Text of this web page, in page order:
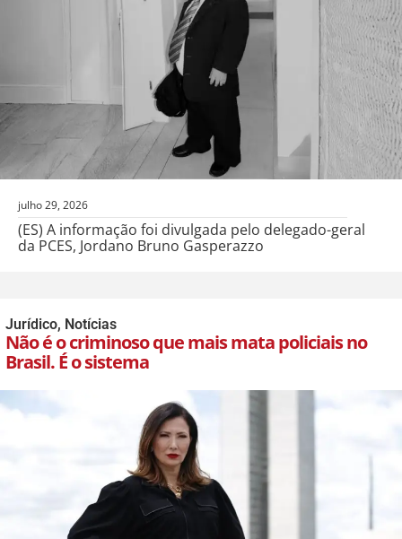
julho 29, 2026
(ES) A informação foi divulgada pelo delegado-geral
da PCES, Jordano Bruno Gasperazzo
Jurídico, Notícias
Não é o criminoso que mais mata policiais no
Brasil. É o sistema